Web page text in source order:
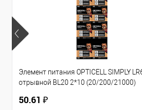
Элемент питания OPTICELL SIMPLY
отрывной BL20 2*10 (20/200/21000)
50.61 ₽